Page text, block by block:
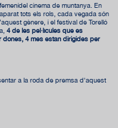
cinema de muntanya. En
tots els rols, cada vegada són
gènere, i el festival de Torelló
4 de les pel·lícules que es
dones, 4 més estan dirigides per
a la roda de premsa d'aquest